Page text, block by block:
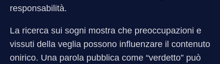
responsabilità.
La ricerca sui sogni mostra che preoccupazioni e
vissuti della veglia possono influenzare il contenuto
onirico. Una parola pubblica come “verdetto” può